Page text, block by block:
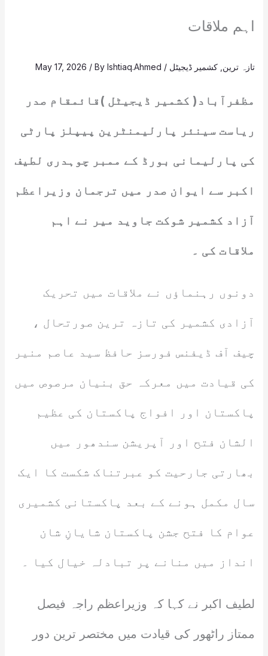
اہم ملاقات
تازہ ترین کشمیر ڈیجیٹل /
May 17, 2026 / ByIshtiaq.Ahmed
مظفرآباد( کشمیر ڈیجیٹل )قائمقام صدر
ریاست سینئر پارلیمنٹرین پیپلز پارٹی
کی پارلیمانی بورڈ کے ممبر چوہدری لطیف
اکبر سے ایوان صدر میں ترجمان وزیراعظم
آزاد کشمیر شوکت جاوید میر نے اہم
ملاقات کی ۔
دونوں رہنماؤں نے ملاقات میں تحریک
آزادی کشمیر کی تازہ ترین صورتحال ،
چیف آف ڈیفنس فورسز حافظ سید عاصم منیر
کی قیادت میں معرکہ حق بنیان مرصوص میں
پاکستان اور افواج پاکستان کی عظیم
الشان فتح اور آپریشن سندھور میں
بھارتی جارحیت کو عبرتناک شکست کا ایک
سال مکمل ہونے کے بعد پاکستانی کشمیری
عوام کا فتح جشن پاکستان شایانِ شان
انداز میں منانے پر تبادلہ خیال کیا ۔
لطیف اکبر نے کہا کہ وزیراعظم راجہ فیصل
ممتاز راٹھور کی قیادت میں مختصر ترین دور